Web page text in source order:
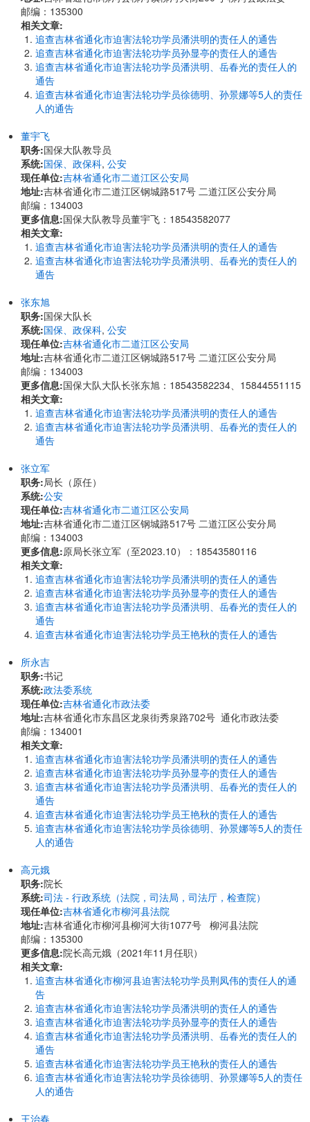
邮编：135300
相关文章:
追查吉林省通化市迫害法轮功学员潘洪明的责任人的通告
追查吉林省通化市迫害法轮功学员孙显亭的责任人的通告
追查吉林省通化市迫害法轮功学员潘洪明、岳春光的责任人的
通告
追查吉林省通化市迫害法轮功学员徐德明、孙景娜等5人的责任
人的通告
董宇飞
职务:国保大队教导员
系统:国保、政保科, 公安
现任单位:吉林省通化市二道江区公安局
地址:吉林省通化市二道江区钢城路517号 二道江区公安分局
邮编：134003
更多信息:国保大队教导员董宇飞：18543582077
相关文章:
追查吉林省通化市迫害法轮功学员潘洪明的责任人的通告
追查吉林省通化市迫害法轮功学员潘洪明、岳春光的责任人的
通告
张东旭
职务:国保大队长
系统:国保、政保科, 公安
现任单位:吉林省通化市二道江区公安局
地址:吉林省通化市二道江区钢城路517号 二道江区公安分局
邮编：134003
更多信息:国保大队大队长张东旭：18543582234、15844551115
相关文章:
追查吉林省通化市迫害法轮功学员潘洪明的责任人的通告
追查吉林省通化市迫害法轮功学员潘洪明、岳春光的责任人的
通告
张立军
职务:局长（原任）
系统:公安
现任单位:吉林省通化市二道江区公安局
地址:吉林省通化市二道江区钢城路517号 二道江区公安分局
邮编：134003
更多信息:原局长张立军（至2023.10）：18543580116
相关文章:
追查吉林省通化市迫害法轮功学员潘洪明的责任人的通告
追查吉林省通化市迫害法轮功学员孙显亭的责任人的通告
追查吉林省通化市迫害法轮功学员潘洪明、岳春光的责任人的
通告
追查吉林省通化市迫害法轮功学员王艳秋的责任人的通告
所永吉
职务:书记
系统:政法委系统
现任单位:吉林省通化市政法委
地址:吉林省通化市东昌区龙泉街秀泉路702号 通化市政法委
邮编：134001
相关文章:
追查吉林省通化市迫害法轮功学员潘洪明的责任人的通告
追查吉林省通化市迫害法轮功学员孙显亭的责任人的通告
追查吉林省通化市迫害法轮功学员潘洪明、岳春光的责任人的
通告
追查吉林省通化市迫害法轮功学员王艳秋的责任人的通告
追查吉林省通化市迫害法轮功学员徐德明、孙景娜等5人的责任
人的通告
高元娥
职务:院长
系统:司法 - 行政系统（法院，司法局，司法厅，检查院）
现任单位:吉林省通化市柳河县法院
地址:吉林省通化市柳河县柳河大街1077号 柳河县法院
邮编：135300
更多信息:院长高元娥（2021年11月任职）
相关文章:
追查吉林省通化市柳河县迫害法轮功学员荆凤伟的责任人的通
告
追查吉林省通化市迫害法轮功学员潘洪明的责任人的通告
追查吉林省通化市迫害法轮功学员孙显亭的责任人的通告
追查吉林省通化市迫害法轮功学员潘洪明、岳春光的责任人的
通告
追查吉林省通化市迫害法轮功学员王艳秋的责任人的通告
追查吉林省通化市迫害法轮功学员徐德明、孙景娜等5人的责任
人的通告
王治春